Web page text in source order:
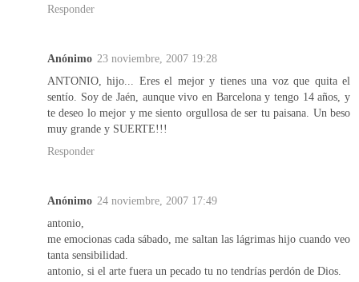
Responder
Anónimo 23 noviembre, 2007 19:28
ANTONIO, hijo... Eres el mejor y tienes una voz que quita el
sentío. Soy de Jaén, aunque vivo en Barcelona y tengo 14 años, y
te deseo lo mejor y me siento orgullosa de ser tu paisana. Un beso
muy grande y SUERTE!!!
Responder
Anónimo 24 noviembre, 2007 17:49
antonio,
me emocionas cada sábado, me saltan las lágrimas hijo cuando veo
tanta sensibilidad.
antonio, si el arte fuera un pecado tu no tendrías perdón de Dios.